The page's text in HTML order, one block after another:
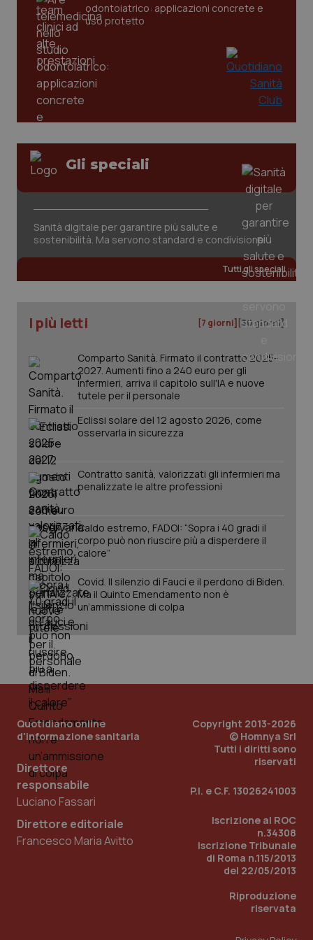
odontoiatrico: applicazioni concrete e
uso protetto
Gli speciali
Sanità digitale per garantire più salute e
sostenibilità. Ma servono standard e condivisione
Tutti gli speciali
I più letti [7 giorni] [30 giorni]
Comparto Sanità. Firmato il contratto 2025-
2027. Aumenti fino a 240 euro per gli
infermieri, arriva il capitolo sull'IA e nuove
tutele per il personale
Eclissi solare del 12 agosto 2026, come
osservarla in sicurezza
Contratto sanità, valorizzati gli infermieri ma
penalizzate le altre professioni
Caldo estremo, FADOI: “Sopra i 40 gradi il
corpo può non riuscire più a disperdere il
calore”
Covid. Il silenzio di Fauci e il perdono di Biden.
Ma il Quinto Emendamento non è
un’ammissione di colpa
Quotidiano online
d'informazione sanitaria
Direttore
responsabile
Luciano Fassari
Direttore editoriale
Francesco Maria Avitto
Copyright 2013-2026
© Homnya Srl
Tutti i diritti sono
riservati
P.I. e C.F. 13026241003
Iscrizione al ROC
n.34308
Iscrizione Tribunale
di Roma n.115/2013
del 22/05/2013
Riproduzione
riservata
www.quotidianosanita.it
tracking-sites-ironfish-
session-id
_ga
Google LLC
PHPSESSID
PHP.net
www.quotidianosanita.it